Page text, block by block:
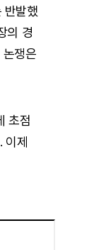
반발했
의 경
쟁은
초점
제